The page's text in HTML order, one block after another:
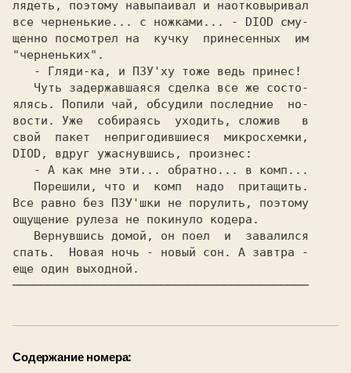
Содержание номера: